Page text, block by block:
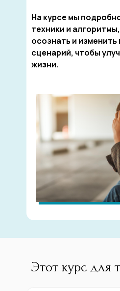
На курсе мы
техники и
осознать и изменить
сценарий, чтобы
жизни.
Этот курс для